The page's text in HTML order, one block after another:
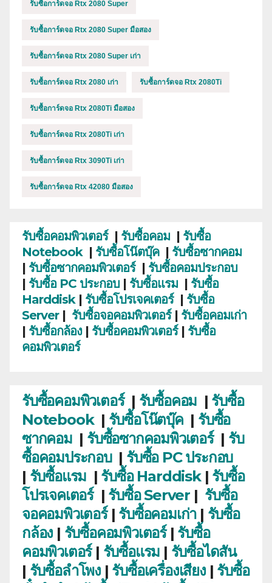
รับซื้อการ์ดจอ Rtx 2080 Super
รับซื้อการ์ดจอ Rtx 2080 Super มือสอง
รับซื้อการ์ดจอ Rtx 2080 Super เก่า
รับซื้อการ์ดจอ Rtx 2080 เก่า รับซื้อการ์ดจอ Rtx 2080Ti
รับซื้อการ์ดจอ Rtx 2080Ti มือสอง
รับซื้อการ์ดจอ Rtx 2080Ti เก่า
รับซื้อการ์ดจอ Rtx 3090Ti เก่า
รับซื้อการ์ดจอ Rtx 42080 มือสอง
รับซื้อคอมพิวเตอร์| รับซื้อคอม | รับซื้อ
Notebook| รับซื้อโน๊ตบุ๊ค | รับซื้อซากคอม
| รับซื้อซากคอมพิวเตอร์| รับซื้อคอมประกอบ
| รับซื้อ PC ประกอบ | รับซื้อแรม | รับซื้อ
Harddisk | รับซื้อโปรเจคเตอร์| รับซื้อ
Server | รับซื้อจอคอมพิวเตอร์ | รับซื้อคอมเก่า
| รับซื้อกล้อง| รับซื้อคอมพิวเตอร์| รับซื้อ
คอมพิวเตอร์
รับซื้อคอมพิวเตอร์| รับซื้อคอม | รับซื้อ
Notebook| รับซื้อโน๊ตบุ๊ค | รับซื้อ
ซากคอม| รับซื้อซากคอมพิวเตอร์| รับ
ซื้อคอมประกอบ| รับซื้อ PC ประกอบ
| รับซื้อแรม | รับซื้อ Harddisk | รับซื้อ
โปรเจคเตอร์| รับซื้อ Server | รับซื้อ
จอคอมพิวเตอร์ | รับซื้อคอมเก่า | รับซื้อ
กล้อง | รับซื้อคอมพิวเตอร์| รับซื้อ
คอมพิวเตอร์| รับซื้อแรม | รับซื้อไดสัน
| รับซื้อลำโพง | รับซื้อเครื่องเสียง| รับซื้อ